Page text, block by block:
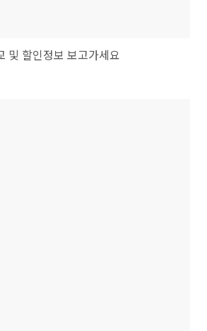
및 할인정보 보고가세요